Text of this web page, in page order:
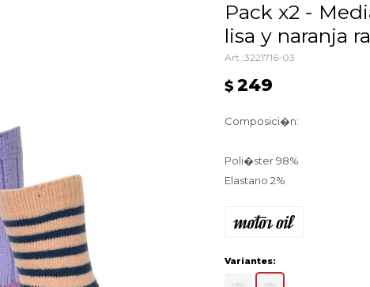
Pack x2 -
lisa y naranja
3221716-03
$ 249
Composici�n:
Poli�ster 98%
Elastano 2%
Variantes: